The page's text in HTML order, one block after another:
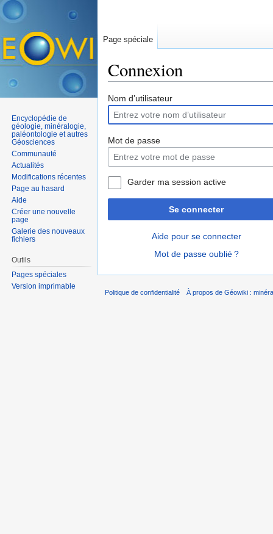
Connexion
Nom d’utilisateur
Mot de passe
Garder ma session active
Se connecter
Aide pour se connecter
Mot de passe oublié ?
Page spéciale
Encyclopédie de
géologie, minéralogie,
paléontologie et autres
Géosciences
Communauté
Actualités
Modifications récentes
Page au hasard
Aide
Créer une nouvelle
page
Galerie des nouveaux
fichiers
Outils
Pages spéciales
Version imprimable
Politique de confidentialité À propos de Géowiki :